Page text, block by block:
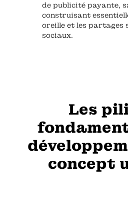
de publicité payante,
construisant
oreille et les partages
sociaux.
Les
concept